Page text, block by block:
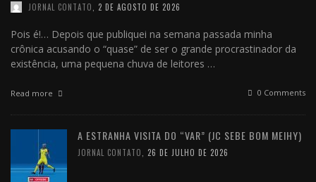
JORNAL CONTATO 2 DE AGOSTO DE 2026
Pois é!… Depois que publiquei na semana passada minha
crônica acusando o “quase” de ser o grande procrastinador da
existência, uma pequena chuva de leitores …
Read more 0 Comments
A ESTRANHA VISITA DO “VAR” (JC SEBE BOM MEIHY)
JORNAL CONTATO 26 DE JULHO DE 2026